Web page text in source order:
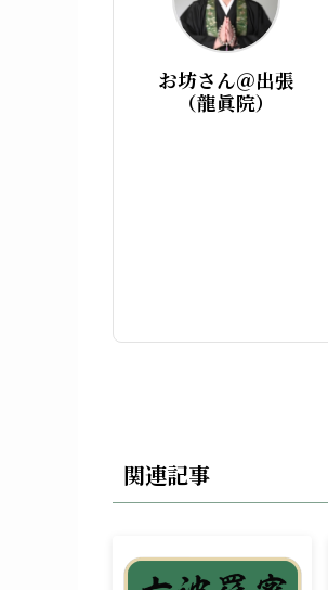
お坊さん＠出張
（龍眞院）
関連記事